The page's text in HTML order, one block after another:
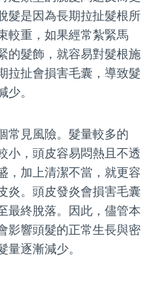
髮是因為長期拉扯髮根所
較重，如果經常紮緊馬
的髮飾，就容易對髮根施
拉扯會損害毛囊，導致髮
。
常見風險。髮量較多的
小，頭皮容易悶熱且不透
，加上清潔不當，就更容
炎。頭皮發炎會損害毛囊
最終脫落。因此，儘管本
影響頭髮的正常生長與密
逐漸減少。